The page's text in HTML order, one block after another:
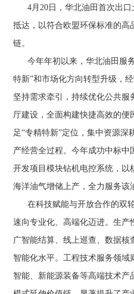
4月20日，华北油田首次出口
抵达，以符合欧盟环保标准的高
链。
今年年初以来，华北油田服
特新”和市场化方向转型升级，
坚持需求牵引，持续优化公共
厅建设，全面构建快捷高效的便
足“专精特新”定位，集中资源
产经营全过程。今年成功中标中
开发项目模块钻机电控系统，
海洋油气增储上产，全力服务该
在科技赋能与开放合作的双
速向专业化、高端化迈进。生产
广智能结算、线上巡查、数据
智能化水平。工程技术服务领域
智能、新能源装备等高端技术产